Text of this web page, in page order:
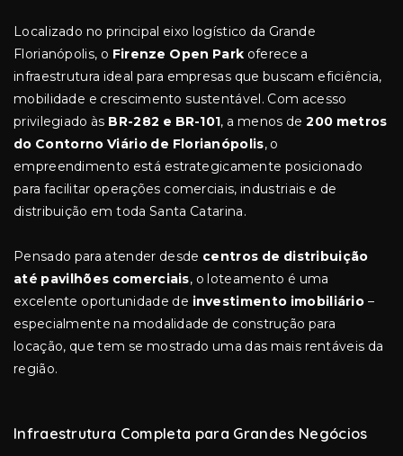
Localizado no principal eixo logístico da Grande
Florianópolis, o Firenze Open Park oferece a
infraestrutura ideal para empresas que buscam eficiência,
mobilidade e crescimento sustentável. Com acesso
privilegiado às BR-282 e BR-101, a menos de200 metros
do Contorno Viário de Florianópolis, o
empreendimento está estrategicamente posicionado
para facilitar operações comerciais, industriais e de
distribuição em toda Santa Catarina.
Pensado para atender desde centros de distribuição
até pavilhões comerciais, o loteamento é uma
excelente oportunidade de investimento imobiliário –
especialmente na modalidade de construção para
locação, que tem se mostrado uma das mais rentáveis da
região.
Infraestrutura Completa para Grandes Negócios